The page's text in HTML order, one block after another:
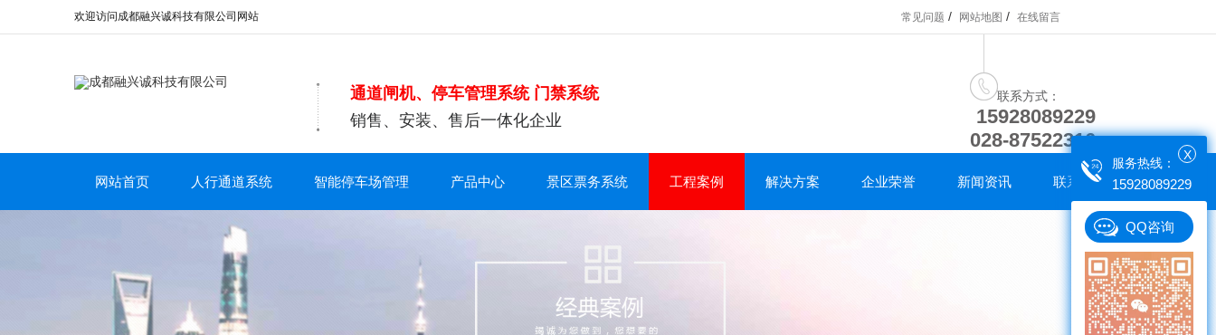
欢迎访问成都融兴诚科技有限公司网站 常见问题 / 网站地图 / 在线留言
通道闸机、停车管理系统 门禁系统
销售、安装、售后一体化企业
联系方式：
15928089229
028-87522316
网站首页 人行通道系统 智能停车场管理 产品中心 景区票务系统 工程案例 解决方案 企业荣誉 新闻资讯 联系我们
X
服务热线：
15928089229
QQ咨询